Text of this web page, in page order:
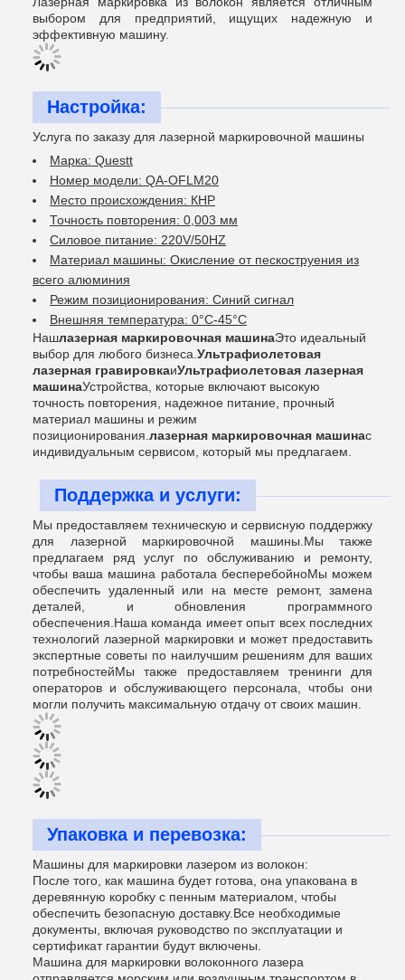
выбором для предприятий, ищущих надежную и
эффективную машину.
Настройка:
Услуга по заказу для лазерной маркировочной машины
Марка: Questt
Номер модели: QA-OFLM20
Место происхождения: КНР
Точность повторения: 0,003 мм
Силовое питание: 220V/50HZ
Материал машины: Окисление от пескоструения из
всего алюминия
Режим позиционирования: Синий сигнал
Внешняя температура: 0°C-45°C
Нашлазерная маркировочная машинаЭто идеальный
выбор для любого бизнеса. Ультрафиолетовая
лазерная гравировкаиУльтрафиолетовая лазерная
машинаУстройства, которые включают высокую
точность повторения, надежное питание, прочный
материал машины и режим
позиционирования. лазерная маркировочная машинас
индивидуальным сервисом, который мы предлагаем.
Поддержка и услуги:
Мы предоставляем техническую и сервисную поддержку
для лазерной маркировочной машины.Мы также
предлагаем ряд услуг по обслуживанию и ремонту,
чтобы ваша машина работала бесперебойноМы можем
обеспечить удаленный или на месте ремонт, замена
деталей, и обновления программного
обеспечения.Наша команда имеет опыт всех последних
технологий лазерной маркировки и может предоставить
экспертные советы по наилучшим решениям для ваших
потребностейМы также предоставляем тренинги для
операторов и обслуживающего персонала, чтобы они
могли получить максимальную отдачу от своих машин.
Упаковка и перевозка:
Машины для маркировки лазером из волокон:
После того, как машина будет готова, она упакована в
деревянную коробку с пенным материалом, чтобы
обеспечить безопасную доставку.Все необходимые
документы, включая руководство по эксплуатации и
сертификат гарантии будут включены.
Машина для маркировки волоконного лазера